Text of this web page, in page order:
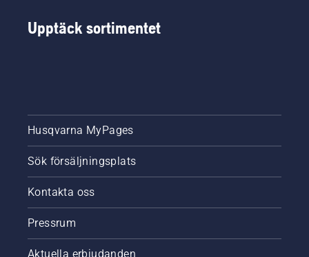
Upptäck sortimentet
Husqvarna MyPages
Sök försäljningsplats
Kontakta oss
Pressrum
Aktuella erbjudanden